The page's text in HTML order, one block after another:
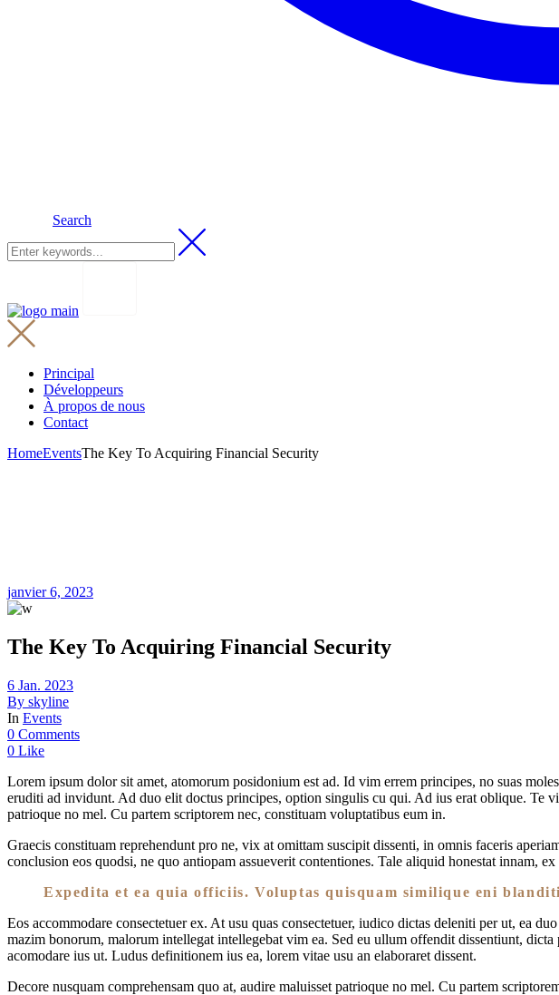
Search
Principal
Développeurs
À propos de nous
Contact
HomeEventsThe Key To Acquiring Financial Security
janvier 6, 2023
The Key To Acquiring Financial Security
6 Jan. 2023
By skyline
In Events
0 Comments
0 Like
Lorem ipsum dolor sit amet, atomorum posidonium est ad. Id vim errem principes, no suas
eruditi ad invidunt. Ad duo elit doctus principes, option singulis cu qui. Ad ius erat oblique. Te
patrioque no mel. Cu partem scriptorem nec, constituam voluptatibus eum in.
Graecis constituam reprehendunt pro ne, vix at omittam suscipit dissenti, in omnis faceris
conclusion eos quodsi, ne quo antiopam assueverit contentiones. Tale aliquid honestat innam,
Expedita et ea quia officiis. Voluptas quisquam similique eni
Eos accommodare consectetuer ex. At usu quas consectetuer, iudico dictas deleniti per ut, ea
mazim bonorum, malorum intellegat intellegebat vim ea. Sed eu ullum offendit dissentiunt,
acomodare ius ut. Ludus definitionem ius ea, lorem vitae usu an elaboraret dissent.
Decore nusquam comprehensam quo at, audire maluisset patrioque no mel. Cu partem